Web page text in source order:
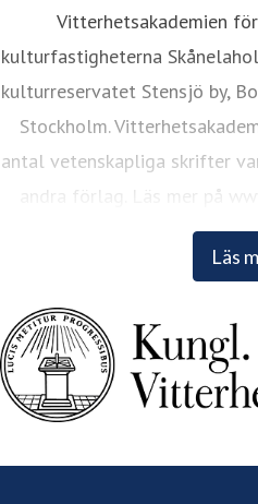
Läs
Vitterhetsakademien
kulturfastigheterna
kulturreservatet Stensjö by,
Stockholm.
antal vetenskapliga skrifter
andra förlag. Läs mer på